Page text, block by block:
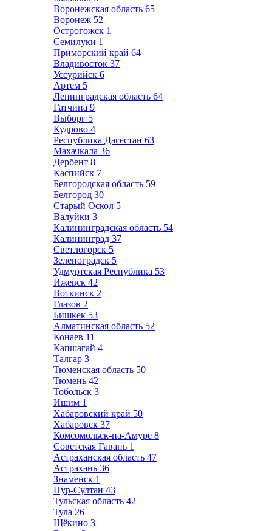
Воронежская область 65
Воронеж 52
Острогожск 1
Семилуки 1
Приморский край 64
Владивосток 37
Уссурийск 6
Артем 5
Ленинградская область 64
Гатчина 9
Выборг 5
Кудрово 4
Республика Дагестан 63
Махачкала 36
Дербент 8
Каспийск 7
Белгородская область 59
Белгород 30
Старый Оскол 5
Валуйки 3
Калининградская область 54
Калининград 37
Светлогорск 5
Зеленоградск 5
Удмуртская Республика 53
Ижевск 42
Воткинск 2
Глазов 2
Бишкек 53
Алматинская область 52
Конаев 11
Капшагай 4
Талгар 3
Тюменская область 50
Тюмень 42
Тобольск 3
Ишим 1
Хабаровский край 50
Хабаровск 37
Комсомольск-на-Амуре 8
Советская Гавань 1
Астраханская область 47
Астрахань 36
Знаменск 1
Нур-Султан 43
Тульская область 42
Тула 26
Щёкино 3